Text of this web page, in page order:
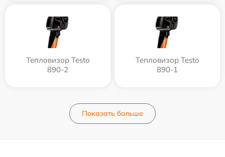
Тепловизор Testo
890-2
Тепловизор Testo
890-1
Показать больше